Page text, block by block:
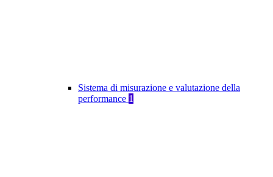
Sistema di misurazione e valutazione della
performance 1